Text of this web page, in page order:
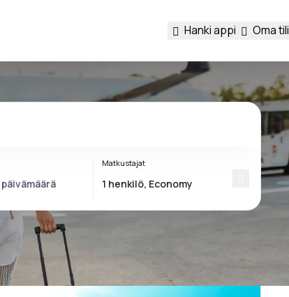
Hanki appi Oma tili
Matkustajat